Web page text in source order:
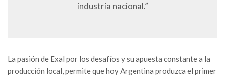
industria nacional.”
La pasión de Exal por los desafíos y su apuesta constante a la
producción local, permite que hoy Argentina produzca el primer